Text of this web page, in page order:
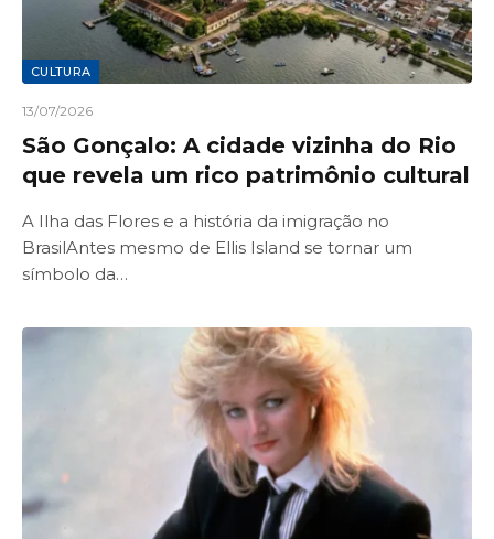
CULTURA
13/07/2026
São Gonçalo: A cidade vizinha do Rio
que revela um rico patrimônio cultural
A Ilha das Flores e a história da imigração no
BrasilAntes mesmo de Ellis Island se tornar um
símbolo da…